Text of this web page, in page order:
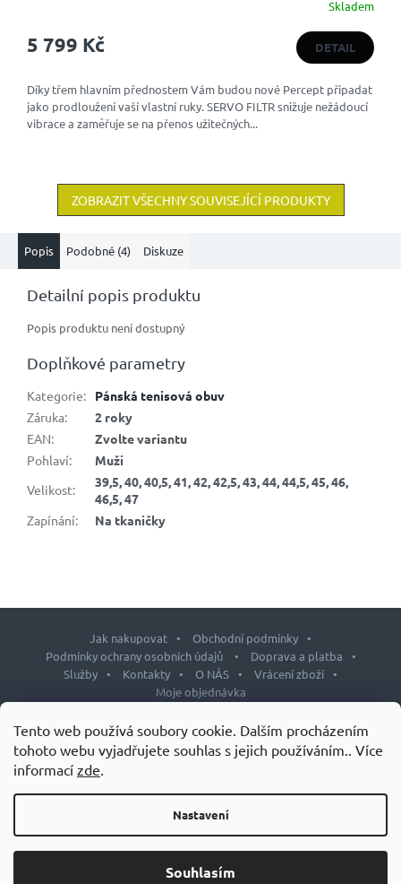
Tento web používá soubory cookie. Dalším procházením
tohoto webu vyjadřujete souhlas s jejich používáním.. Více
informací zde.
Nastavení
Souhlasím
Skladem
5 799 Kč DETAIL
Díky třem hlavním přednostem Vám budou nové Percept připadat
jako prodloužení vaší vlastní ruky. SERVO FILTR snižuje nežádoucí
vibrace a zaměřuje se na přenos užitečných...
ZOBRAZIT VŠECHNY SOUVISEJÍCÍ PRODUKTY
Popis Podobné (4) Diskuze
Detailní popis produktu
Popis produktu není dostupný
Doplňkové parametry
Kategorie:
Pánská tenisová obuv
Záruka:
2 roky
EAN:
Zvolte variantu
Pohlaví:
Muži
Velikost:
39,5, 40, 40,5, 41, 42, 42,5, 43, 44, 44,5, 45, 46,
46,5, 47
Zapínání: Na tkaničky
Jak nakupovat
Obchodní podmínky
Podmínky ochrany osobních údajů
Doprava a platba
Služby
Kontakty O NÁS
Vrácení zboží
Moje objednávka
Vytvořil Shoptet
nastavení cookies
Design šablony vytvořilShoptetak.cz